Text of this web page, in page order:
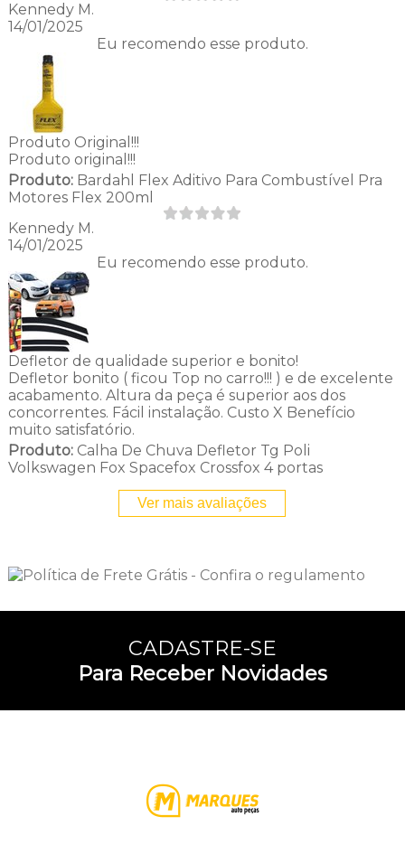
Kennedy M.
14/01/2025
Eu recomendo esse produto.
Produto Original!!!
Produto original!!!
Produto:Bardahl Flex Aditivo Para Combustível Pra
Motores Flex 200ml
Kennedy M.
14/01/2025
Eu recomendo esse produto.
Defletor de qualidade superior e bonito!
Defletor bonito ( ficou Top no carro!!! ) e de excelente
acabamento. Altura da peça é superior aos dos
concorrentes. Fácil instalação. Custo X Benefício
muito satisfatório.
Produto:Calha De Chuva Defletor Tg Poli
Volkswagen Fox Spacefox Crossfox 4 portas
Ver mais avaliações
CADASTRE-SE
Para Receber Novidades